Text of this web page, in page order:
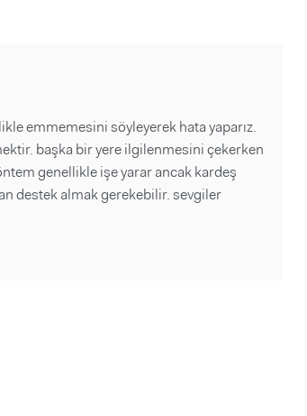
emmemesini söyleyerek hata yaparız.
başka bir yere ilgilenmesini çekerken
genellikle işe yarar ancak kardeş
destek almak gerekebilir. sevgiler